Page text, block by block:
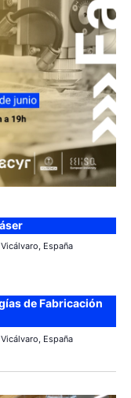
España
de Fabricación
España